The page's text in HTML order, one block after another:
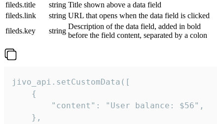
fileds.title
string Title shown above a data field
fileds.link
string URL that opens when the data field is clicked
fileds.key
string
Description of the data field, added in bold
before the field content, separated by a colon
jivo_api.setCustomData([
    {
        "content": "User balance: $56",
    },